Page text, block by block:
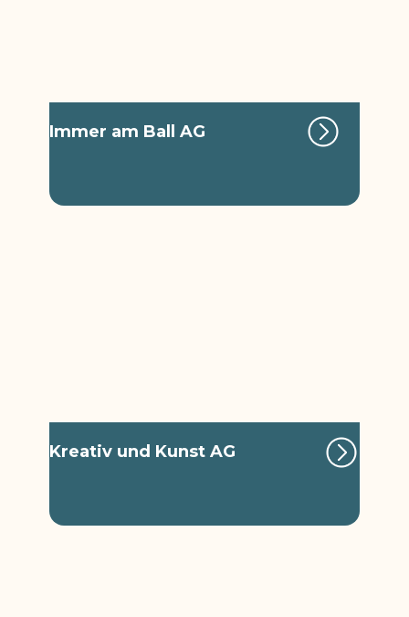
Immer am Ball AG
Kreativ und Kunst AG